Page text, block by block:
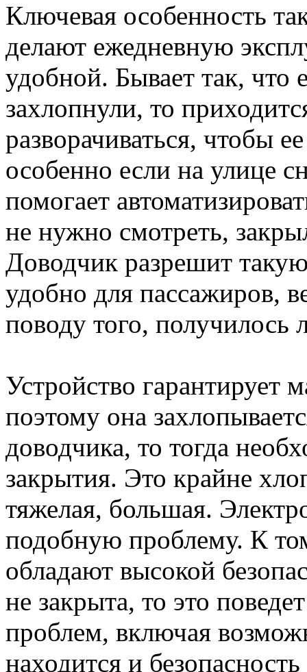
Ключевая особенность
делают ежедневную
удобной. Бывает так, что
захлопнули, то
разворачиваться, чтобы
особенно если на улице
помогает
не нужно смотреть,
Доводчик разрешит
удобно для пассажиров,
поводу того, получилось
Устройство гарантирует
поэтому она
доводчика, то тогда
закрытия. Это крайне
тяжелая, большая.
подобную проблему. К
обладают высокой
не закрыта, то это
проблем, включая
находится и